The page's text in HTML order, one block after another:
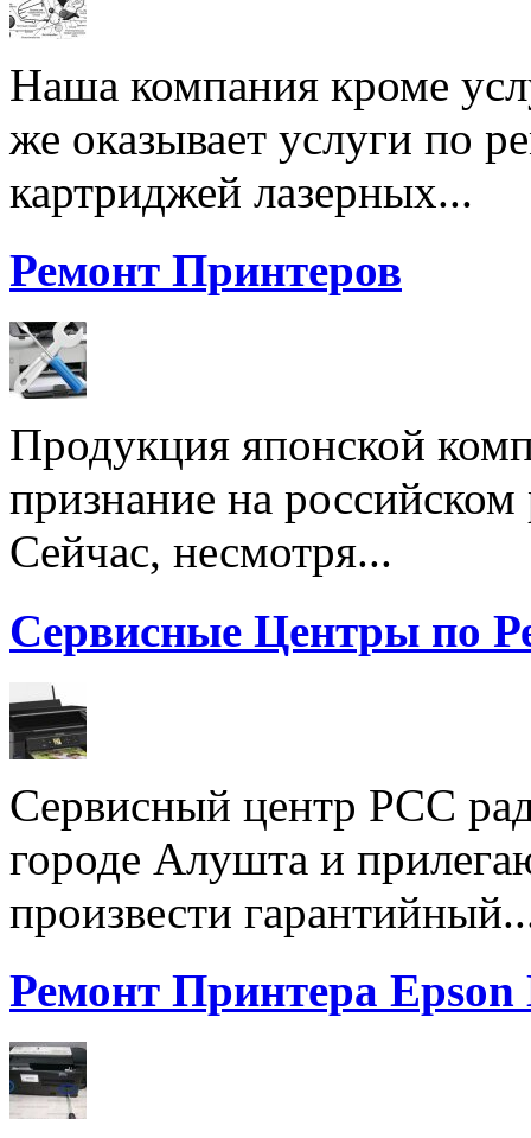
Наша компания кроме
же оказывает услуги по
картриджей лазерных...
Ремонт Принтеров
Продукция японской
признание на
Сейчас, несмотря...
Сервисные Центры по
Сервисный центр РСС
городе Алушта и
произвести
Ремонт Принтера